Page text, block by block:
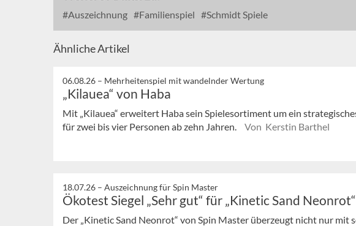
Auszeichnung Familienspiel Schmidt Spiele
Ähnliche Artikel
06.08.26 – Mehrheitenspiel mit wandelnder Wertung
„Kilauea“ von Haba
Mit „Kilauea“ erweitert Haba sein Spielesortiment um ein
für zwei bis vier Personen ab zehn Jahren.
Von Kerstin Barthel
18.07.26 – Auszeichnung für Spin Master
Ökotest Siegel „Sehr gut“ für „Kinetic Sand Neonrot“
Der „Kinetic Sand Neonrot“ von Spin Master überzeugt nicht nur mit